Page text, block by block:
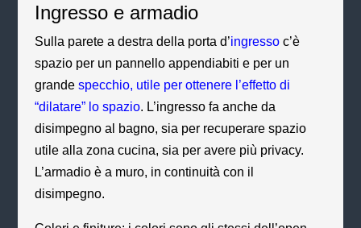
Ingresso e armadio
Sulla parete a destra della porta d’ingressoc’è
spazio per un pannello appendiabiti e per un
grande specchio, utile per ottenere l’effetto di
“dilatare” lo spazio. L’ingresso fa anche da
disimpegno al bagno, sia per recuperare spazio
utile alla zona cucina, sia per avere più privacy.
L’armadio è a muro, in continuità con il
disimpegno.